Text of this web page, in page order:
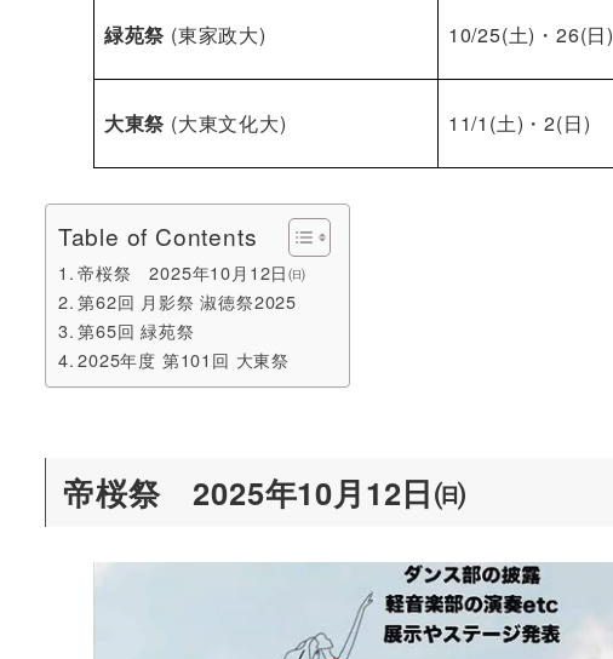
緑苑祭 (東家政大) 10/25(土)・26(日)
大東祭 (大東文化大) 11/1(土)・2(日)
Table of Contents
帝桜祭 2025年10月12日㈰
第62回 月影祭 淑徳祭2025
第65回 緑苑祭
2025年度 第101回 大東祭
帝桜祭 2025年10月12日㈰